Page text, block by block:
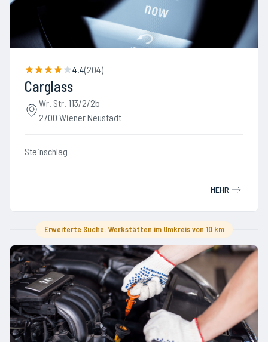
4.4(204)
Carglass
Wr. Str. 113/2/2b
2700 Wiener Neustadt
Steinschlag
MEHR
Erweiterte Suche: Werkstätten im Umkreis von 10 km